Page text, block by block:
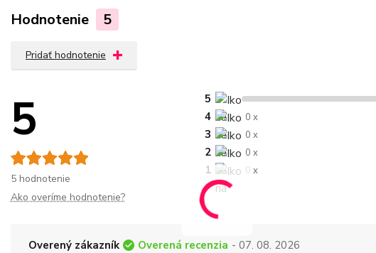
Hodnotenie 5
Pridať hodnotenie
5
5 hodnotenie
5
4
0 x
3 0 x
2 0 x
1 0 x
Ako overíme hodnotenie?
Overený zákazník Overená recenzia - 07. 08. 2026